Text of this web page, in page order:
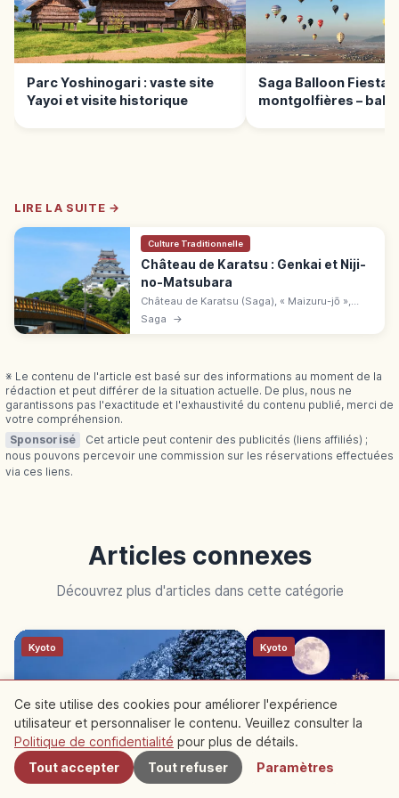
Parc Yoshinogari : vaste site
Yayoi et visite historique
Saga Balloon Fiesta :
montgolfières –
LIRE LA SUITE →
Culture Traditionnelle
Château de Karatsu : Genkai et Niji-
no-Matsubara
Château de Karatsu (Saga), « Maizuru-jō »,
construit de 1602 à 1608 par Terazawa
Hirotaka. Donjon reconstruit en 1966, vue sur
Saga →
※ Le contenu de l'article est basé sur des informations au moment de la
rédaction et peut différer de la situation actuelle. De plus, nous ne
garantissons pas l'exactitude et l'exhaustivité du contenu publié, merci de
votre compréhension.
Sponsorisé
Cet article peut contenir des publicités (liens affiliés) ;
nous pouvons percevoir une commission sur les réservations effectuées
via ces liens.
Articles connexes
Découvrez plus d'articles dans cette catégorie
Kyoto
Funaya d’Ine Kyoto : village de
Kyoto
À proximité
Ce site utilise des cookies pour améliorer l'expérience
utilisateur et personnaliser le contenu. Veuillez consulter la
Politique de confidentialité pour plus de détails.
Tout accepter
Tout refuser Paramètres